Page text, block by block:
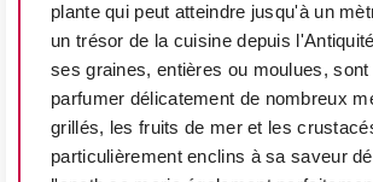
plante qui peut atteindre jusqu'à un
un trésor de la cuisine depuis
ses graines, entières ou moulues,
parfumer délicatement de nombreux
grillés, les fruits de mer et les
particulièrement enclins à sa saveur